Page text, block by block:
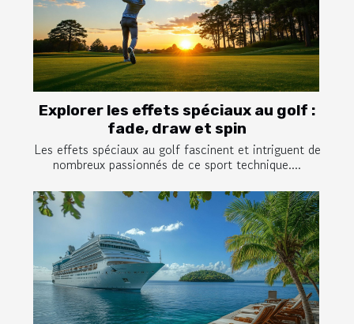
Explorer les effets spéciaux au golf :
fade, draw et spin
Les effets spéciaux au golf fascinent et intriguent de
nombreux passionnés de ce sport technique....